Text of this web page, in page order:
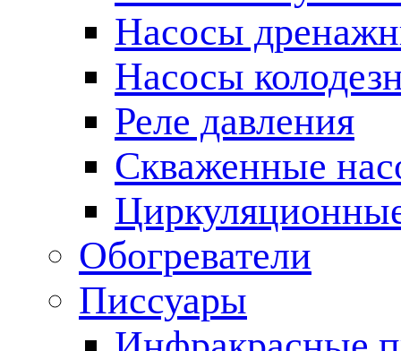
Насосы
Насосы
Реле давления
Скваженные
Обогреватели
Писсуары